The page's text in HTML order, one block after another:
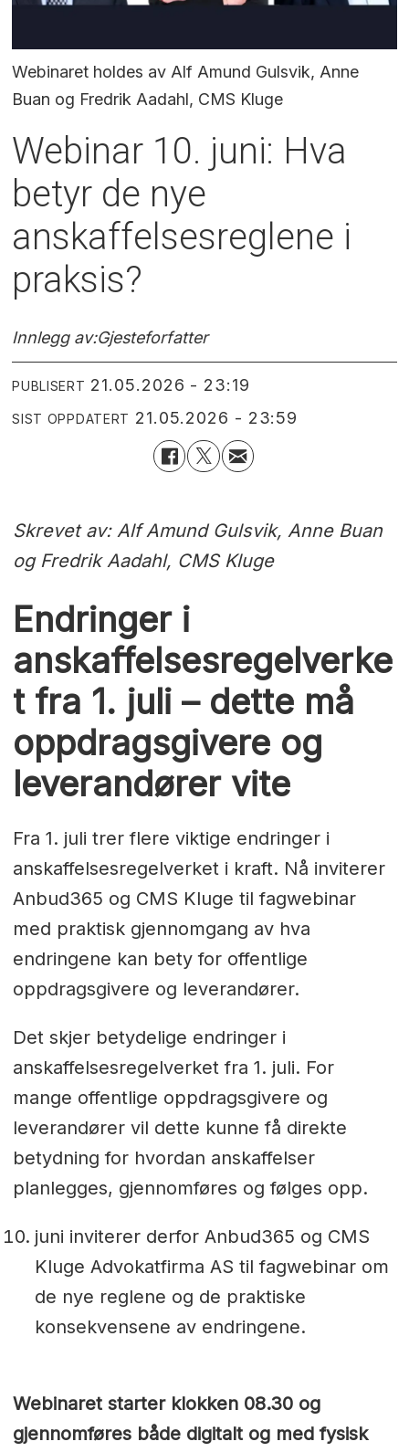
Webinaret holdes av Alf Amund Gulsvik, Anne
Buan og Fredrik Aadahl, CMS Kluge
Webinar 10. juni: Hva
betyr de nye
anskaffelsesreglene i
praksis?
Innlegg av:Gjesteforfatter
PUBLISERT 21.05.2026 - 23:19
SIST OPPDATERT 21.05.2026 - 23:59
Skrevet av: Alf Amund Gulsvik, Anne Buan
og Fredrik Aadahl, CMS Kluge
Endringer i
anskaffelsesregelverke
t fra 1. juli – dette må
oppdragsgivere og
leverandører vite
Fra 1. juli trer flere viktige endringer i
anskaffelsesregelverket i kraft. Nå inviterer
Anbud365 og CMS Kluge til fagwebinar
med praktisk gjennomgang av hva
endringene kan bety for offentlige
oppdragsgivere og leverandører.
Det skjer betydelige endringer i
anskaffelsesregelverket fra 1. juli. For
mange offentlige oppdragsgivere og
leverandører vil dette kunne få direkte
betydning for hvordan anskaffelser
planlegges, gjennomføres og følges opp.
juni inviterer derfor Anbud365 og CMS
Kluge Advokatfirma AS til fagwebinar om
de nye reglene og de praktiske
konsekvensene av endringene.
Webinaret starter klokken 08.30 og
gjennomføres både digitalt og med fysisk